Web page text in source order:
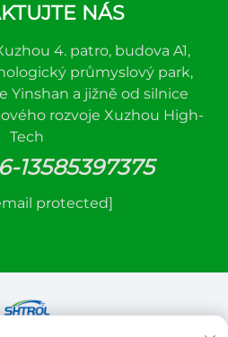
NÁS
4. patro, budova A1,
průmyslový park,
Yinshan a jižně od silnice
rozvoje Xuzhou High-
Tech
13585397375
protected]